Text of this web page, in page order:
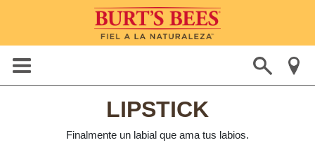
LIPSTICK
Finalmente un labial que ama tus labios.